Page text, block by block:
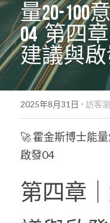
VIP會員專區
歡迎來電
量20-100
04  第四
建議與
2025年8月31日 · 訪客
🚀 霍金斯博士能
啟發04
第四章